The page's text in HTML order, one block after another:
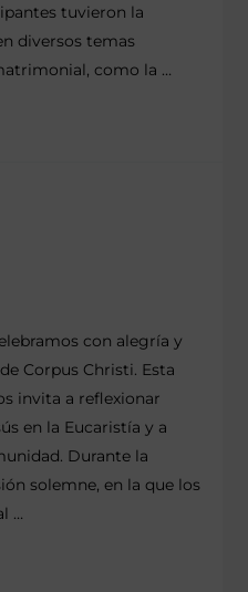
tuvieron la
diversos temas
como la …
con alegría y
Corpus Christi. Esta
invita a reflexionar
en la Eucaristía y a
Durante la
solemne, en la que los
…